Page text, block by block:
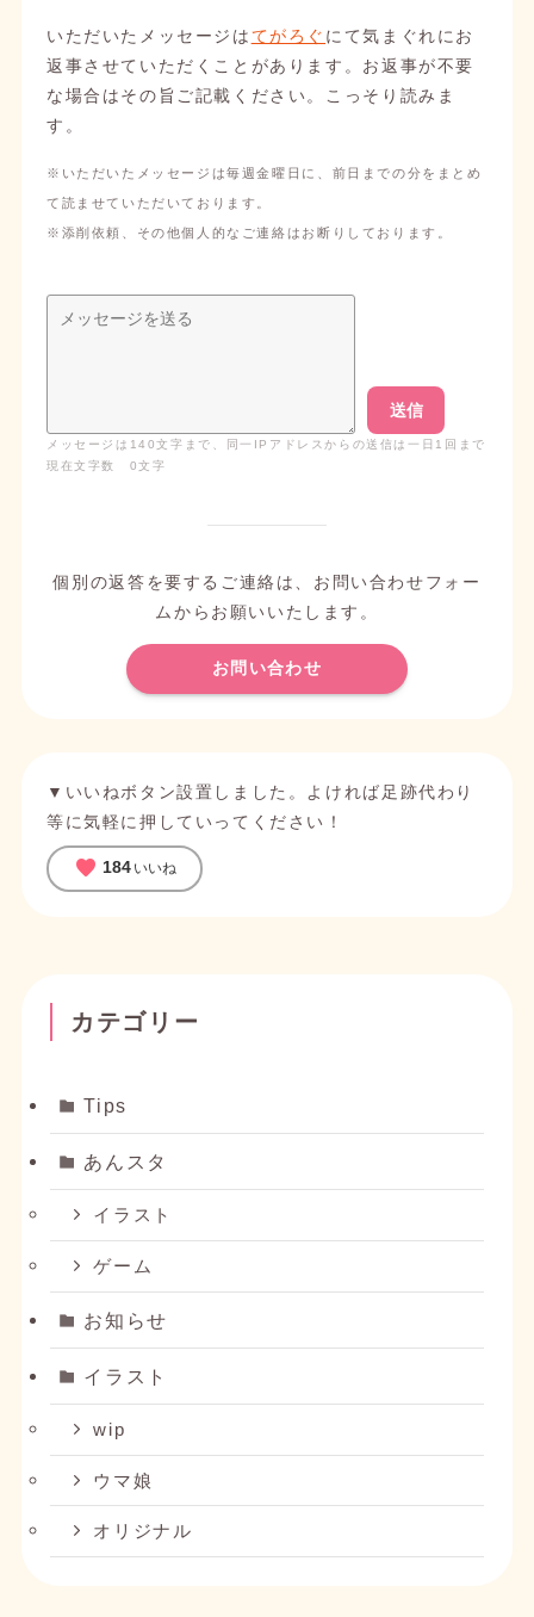
枚追加しました。
2025/06/27 イラスト
作品一覧
2025/06/20 ブログ
【オリジナル】宙に浮かぶ図書館 を投稿しまし
2025/06/20
2025/06/12 イラスト
作品一覧にオリジナルイラストを1枚追加しまし
【あんスタBasic/Music】Swicthイベント、お疲
れさまでした！を投稿しました。
2025/06/01 ブログ
【あんスタBasic/Music】Switchイベントを走り
2025/05/31 アップデート
『新着情報』を『更新履歴』に変更し、デザイン
2025/05/30
てがろぐのおすすめスクリプト『てがろぐでD＆D
2025/05/25 ブログ
イラスト新作＆Switch3人の絆について語りたい
を投稿しました。
2025/05/25
作品一覧にイラストを1枚追加しました。
2025/05/18
【ラフ】Switch
2025/05/17
てがろぐにTwitter絵文字ライブラリ『Twemoji』
を導入しました。
2025/05/10
いただいたメッセージは てがろぐ にて気まぐれにお
返事させていただくことがあります。お返事が不要
な場合はその旨ご記載ください。こっそり読みま
す。
※いただいたメッセージは毎週金曜日に、前日までの分をまとめ
て読ませていただいております。
※添削依頼、その他個人的なご連絡はお断りしております。
送信
メッセージは 140文字まで、同一IPアドレスからの送信は一日 1 回まで
現在文字数 0文字
個別の返答を要するご連絡は、お問い合わせフォー
ムからお願いいたします。
お問い合わせ
▼いいねボタン設置しました。よければ足跡代わり
等に気軽に押していってください！
favorite 184 いいね
カテゴリー
Tips
あんスタ
イラスト
ゲーム
お知らせ
イラスト
wip
ウマ娘
オリジナル